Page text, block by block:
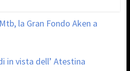
la Gran Fondo Aken a
in vista dell’ Atestina